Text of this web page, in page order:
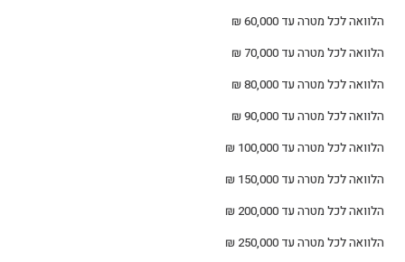
הלוואה לכל מטרה עד 60,000 ₪
הלוואה לכל מטרה עד 70,000 ₪
הלוואה לכל מטרה עד 80,000 ₪
הלוואה לכל מטרה עד 90,000 ₪
הלוואה לכל מטרה עד 100,000 ₪
הלוואה לכל מטרה עד 150,000 ₪
הלוואה לכל מטרה עד 200,000 ₪
הלוואה לכל מטרה עד 250,000 ₪